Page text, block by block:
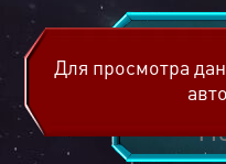
Для просмотра